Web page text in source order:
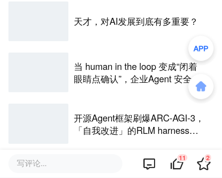
天才，对AI发展到底有多重要？
当 human in the loop 变成“闭着
眼睛点确认”，企业Agent 安全还
开源Agent框架刷爆ARC-AGI-3，
「自我改进」的RLM harness引
写评论... 11 2